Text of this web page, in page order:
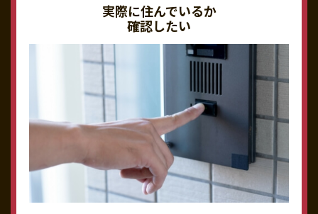
実際に住んでいるか
確認したい